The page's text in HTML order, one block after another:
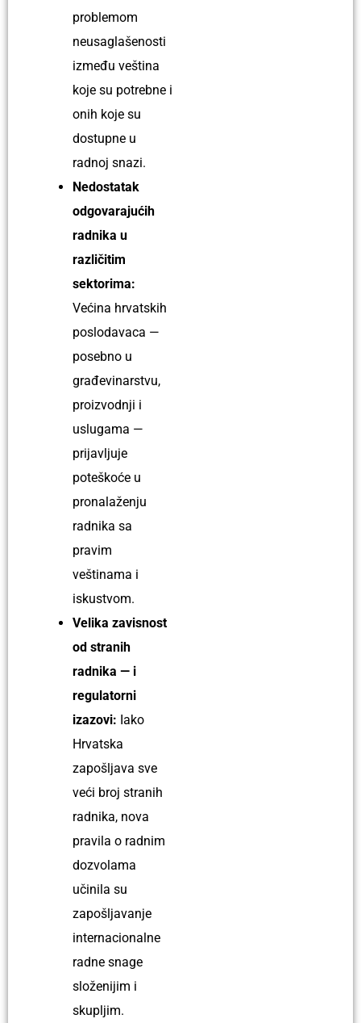
problemom
neusaglašenosti
između veština
koje su potrebne i
onih koje su
dostupne u
radnoj snazi.
Nedostatak
odgovarajućih
radnika u
različitim
sektorima:
Većina hrvatskih
poslodavaca —
posebno u
građevinarstvu,
proizvodnji i
uslugama —
prijavljuje
poteškoće u
pronalaženju
radnika sa
pravim
veštinama i
iskustvom.
Velika zavisnost
od stranih
radnika — i
regulatorni
izazovi: Iako
Hrvatska
zapošljava sve
veći broj stranih
radnika, nova
pravila o radnim
dozvolama
učinila su
zapošljavanje
internacionalne
radne snage
složenijim i
skupljim.